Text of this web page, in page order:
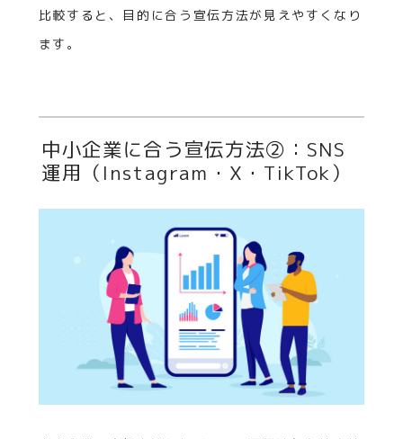
比較すると、目的に合う宣伝方法が見えやすくなり
ます。
中小企業に合う宣伝方法②：SNS
運用（Instagram・X・TikTok）